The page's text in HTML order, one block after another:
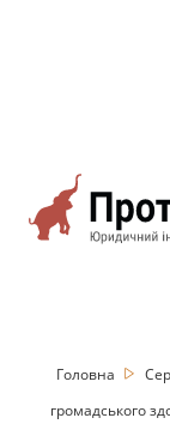
Головна
громадського